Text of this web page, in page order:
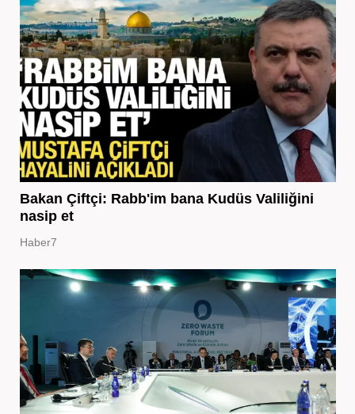
Bakan Çiftçi: Rabb'im bana Kudüs Valiliğini
nasip et
Haber7